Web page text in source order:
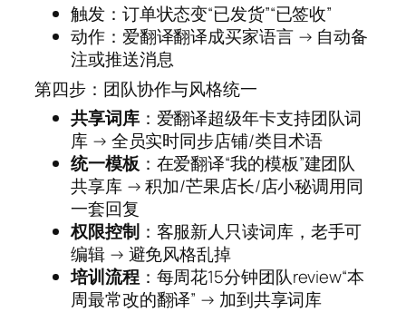
触发：订单状态变“已发货”“已签收”
动作：爱翻译翻译成买家语言 → 自动备
注或推送消息
第四步：团队协作与风格统一
共享词库：爱翻译超级年卡支持团队词
库 → 全员实时同步店铺/类目术语
统一模板 ：在爱翻译“我的模板”建团队
共享库 → 积加/芒果店长/店小秘调用同
一套回复
权限控制：客服新人只读词库，老手可
编辑 → 避免风格乱掉
培训流程：每周花15分钟团队review“本
周最常改的翻译” → 加到共享词库